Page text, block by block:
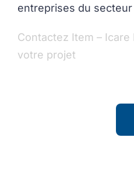
entreprises du
Contactez Item –
votre projet